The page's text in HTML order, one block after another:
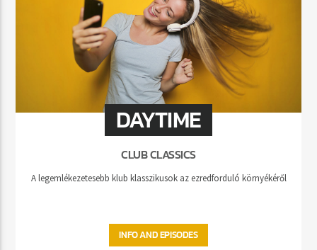
DAYTIME
CLUB CLASSICS
A legemlékezetesebb klub klasszikusok az ezredforduló környékéről
INFO AND EPISODES